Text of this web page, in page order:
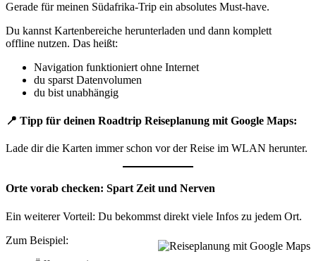
Gerade für meinen Südafrika-Trip ein absolutes Must-have.
Du kannst Kartenbereiche herunterladen und dann komplett
offline nutzen. Das heißt:
Navigation funktioniert ohne Internet
du sparst Datenvolumen
du bist unabhängig
📍 Tipp für deinen Roadtrip Reiseplanung mit Google Maps:
Lade dir die Karten immer schon vor der Reise im WLAN herunter.
Orte vorab checken: Spart Zeit und Nerven
Ein weiterer Vorteil: Du bekommst direkt viele Infos zu jedem Ort.
Zum Beispiel: